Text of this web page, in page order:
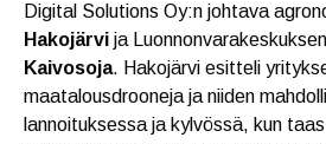
Digital Solutions Oy:n johtava
Hakojärvi ja
Kaivosoja. Hakojärvi esitteli
maatalousdrooneja ja niiden
lannoituksessa ja kylvössä, kun